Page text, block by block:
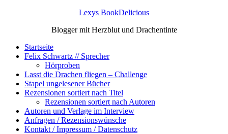
Lexys BookDelicious
Blogger mit Herzblut und Drachentinte
Startseite
Felix Schwartz // Sprecher
Hörproben
Lasst die Drachen fliegen – Challenge
Stapel ungelesener Bücher
Rezensionen sortiert nach Titel
Rezensionen sortiert nach Autoren
Autoren und Verlage im Interview
Anfragen / Rezensionswünsche
Kontakt / Impressum / Datenschutz